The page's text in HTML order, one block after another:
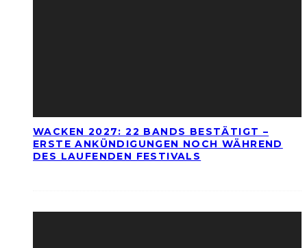
WACKEN 2027: 22 BANDS BESTÄTIGT –
ERSTE ANKÜNDIGUNGEN NOCH WÄHREND
DES LAUFENDEN FESTIVALS